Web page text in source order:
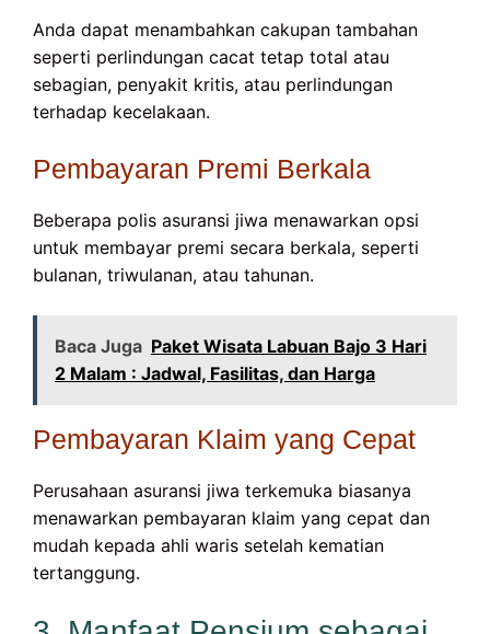
Anda dapat menambahkan cakupan tambahan
seperti perlindungan cacat tetap total atau
sebagian, penyakit kritis, atau perlindungan
terhadap kecelakaan.
Pembayaran Premi Berkala
Beberapa polis asuransi jiwa menawarkan opsi
untuk membayar premi secara berkala, seperti
bulanan, triwulanan, atau tahunan.
Baca Juga Paket Wisata Labuan Bajo 3 Hari
2 Malam : Jadwal, Fasilitas, dan Harga
Pembayaran Klaim yang Cepat
Perusahaan asuransi jiwa terkemuka biasanya
menawarkan pembayaran klaim yang cepat dan
mudah kepada ahli waris setelah kematian
tertanggung.